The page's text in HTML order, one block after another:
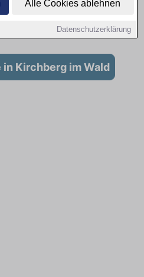
Alle Cookies ablehnen
Datenschutzerklärung
für
im Wald
Kirchberg im Wald